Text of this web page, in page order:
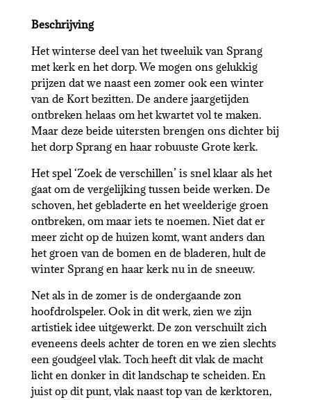
Beschrijving
Het winterse deel van het tweeluik van Sprang
met kerk en het dorp. We mogen ons gelukkig
prijzen dat we naast een zomer ook een winter
van de Kort bezitten. De andere jaargetijden
ontbreken helaas om het kwartet vol te maken.
Maar deze beide uitersten brengen ons dichter bij
het dorp Sprang en haar robuuste Grote kerk.
Het spel ‘Zoek de verschillen’ is snel klaar als het
gaat om de vergelijking tussen beide werken. De
schoven, het gebladerte en het weelderige groen
ontbreken, om maar iets te noemen. Niet dat er
meer zicht op de huizen komt, want anders dan
het groen van de bomen en de bladeren, hult de
winter Sprang en haar kerk nu in de sneeuw.
Net als in de zomer is de ondergaande zon
hoofdrolspeler. Ook in dit werk, zien we zijn
artistiek idee uitgewerkt. De zon verschuilt zich
eveneens deels achter de toren en we zien slechts
een goudgeel vlak. Toch heeft dit vlak de macht
licht en donker in dit landschap te scheiden. En
juist op dit punt, vlak naast top van de kerktoren,